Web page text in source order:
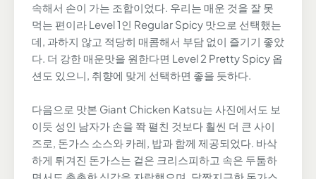
속해서 손이 가는 조합이었다. 우리는 매운 것을 잘 못
먹는 편이라 Level 1인 Regular Spicy 맛으로 선택했는
데, 과하지 않고 적당히 매콤해서 부담 없이 즐기기 좋았
다. 더 강한 매운맛을 원한다면 Level 2 Pretty Spicy 옵
션도 있으니, 취향에 맞게 선택하면 좋을 듯하다.
다음으로 맛본 Giant Chicken Katsu는 사진에서도 보
이듯 성인 남자가 손을 쫙 펼친 것보다 훨씬 더 큰 사이
즈로, 돈가스 소스와 카레, 밥과 함께 제공되었다. 바삭
하게 튀겨진 돈가스는 겉은 크리스피하고 속은 두툼하